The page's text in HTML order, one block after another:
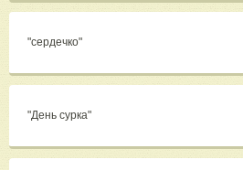
"сердечко"
"День сурка"